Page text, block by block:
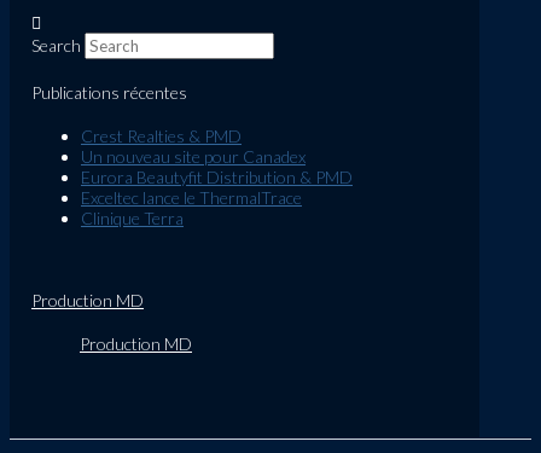
Search
Publications récentes
Crest Realties & PMD
Un nouveau site pour Canadex
Eurora Beautyfit Distribution & PMD
Exceltec lance le ThermalTrace
Clinique Terra
Production MD
Production MD